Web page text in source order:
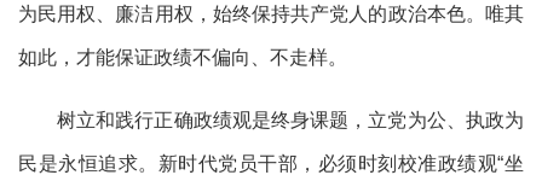
为民用权、廉洁用权，始终保持共产党人的政治本色。唯其
如此，才能保证政绩不偏向、不走样。
树立和践行正确政绩观是终身课题，立党为公、执政为
民是永恒追求。新时代党员干部，必须时刻校准政绩观“坐